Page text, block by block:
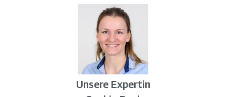
Unsere Expertin